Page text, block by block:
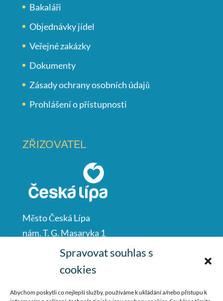
Spravovat souhlas s
cookies
Abychom poskytli co nejlepší služby, používáme k ukládání a/nebo přístupu k
Bakaláři
Objednávky jídel
Veřejné zakázky
Dokumenty
Zásady ochrany osobních údajů
Prohlášení o přístupnosti
ZŘIZOVATEL
Město Česká Lípa
nám. T. G. Masaryka 1
Česká Lípa